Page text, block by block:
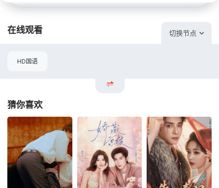
在线观看 切换节点
HD国语
猜你喜欢